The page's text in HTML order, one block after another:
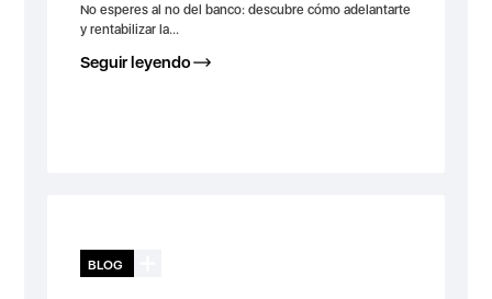
No esperes al no del banco: descubre cómo adelantarte
y rentabilizar la...
Seguir leyendo
BLOG